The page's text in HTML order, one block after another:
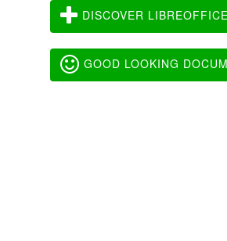
DISCOVER LIBREOFFICE
GOOD LOOKING